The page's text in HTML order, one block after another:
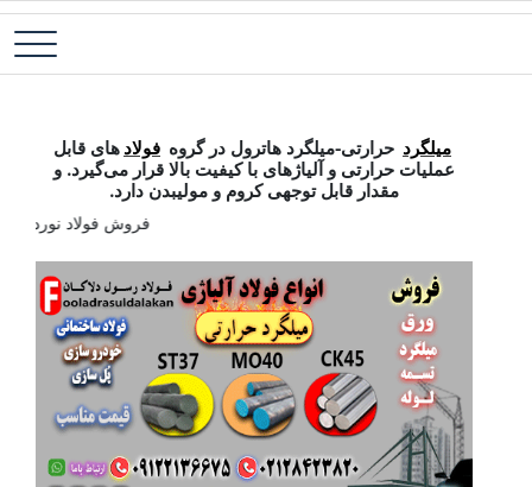
پرش فولاد آلیاژی-میلگرد آلیاژی-تسمه آلیاژی-ورق آلیاژی-لوله آلیاژی-نبشی
میلگرد حرارتی-میلگرد هاترول در گروه فولاد های قابل
عملیات حرارتی و آلیاژهای با کیفیت بالا قرار می‌گیرد. و
مقدار قابل توجهی کروم و مولیبدن دارد.
فروش فولاد نورد سرد-فروش فولاد